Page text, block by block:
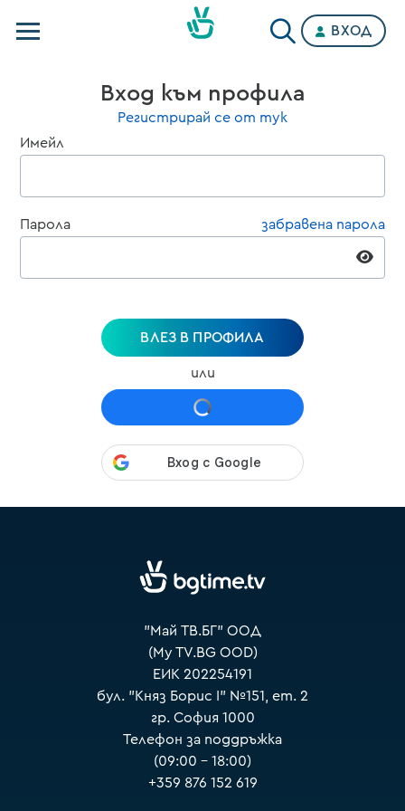
Категории
ВХОД
Вход към профила
Регистрирай се от тук
Имейл
Парола забравена парола
ВЛЕЗ В ПРОФИЛА
или
"Май ТВ.БГ" ООД
(My TV.BG OOD)
ЕИК 202254191
бул. "Княз Борис I" №151, ет. 2
гр. София 1000
Телефон за поддръжка
(09:00 – 18:00)
+359 876 152 619